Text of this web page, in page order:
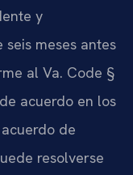
y
meses antes
al Va. Code §
acuerdo en los
de
resolverse